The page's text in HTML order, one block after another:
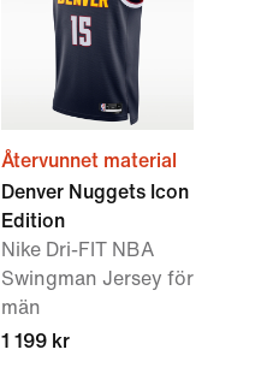
Återvunnet material
Denver Nuggets Icon
Edition
Nike Dri-FIT NBA
Swingman Jersey för
män
1 199 kr